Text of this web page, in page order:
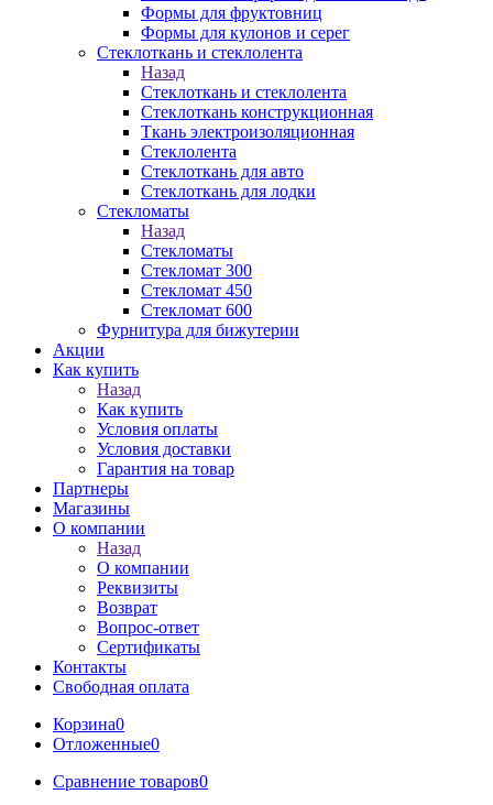
Формы для фруктовниц
Формы для кулонов и серег
Стеклоткань и стеклолента
Назад
Стеклоткань и стеклолента
Стеклоткань конструкционная
Ткань электроизоляционная
Стеклолента
Стеклоткань для авто
Стеклоткань для лодки
Стекломаты
Назад
Стекломаты
Стекломат 300
Стекломат 450
Стекломат 600
Фурнитура для бижутерии
Акции
Как купить
Назад
Как купить
Условия оплаты
Условия доставки
Гарантия на товар
Партнеры
Магазины
О компании
Назад
О компании
Реквизиты
Возврат
Вопрос-ответ
Сертификаты
Контакты
Свободная оплата
Корзина0
Отложенные0
Сравнение товаров0